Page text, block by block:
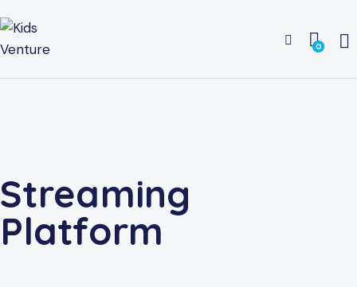
0
Streaming
Platform